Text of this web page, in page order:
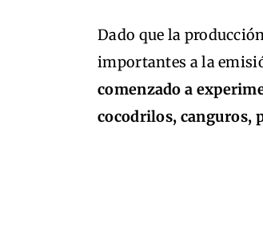
Dado que la
importantes a la
comenzado a
cocodrilos, canguros,